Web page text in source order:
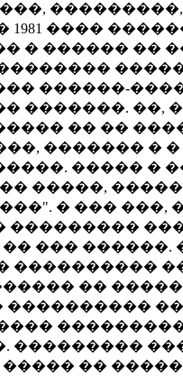
����
� ������ ��
������-
�������. ��,
�� ��
������� �
����� �
�����,
� ���
���
����������
��
����������
���������
��